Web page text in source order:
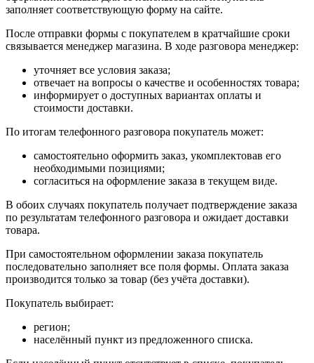
заполняет соответствующую форму на сайте.
После отправки формы с покупателем в кратчайшие сроки
связывается менеджер магазина. В ходе разговора менеджер:
уточняет все условия заказа;
отвечает на вопросы о качестве и особенностях товара;
информирует о доступных вариантах оплаты и
стоимости доставки.
По итогам телефонного разговора покупатель может:
самостоятельно оформить заказ, укомплектовав его
необходимыми позициями;
согласиться на оформление заказа в текущем виде.
В обоих случаях покупатель получает подтверждение заказа
по результатам телефонного разговора и ожидает доставки
товара.
При самостоятельном оформлении заказа покупатель
последовательно заполняет все поля формы. Оплата заказа
производится только за товар (без учёта доставки).
Покупатель выбирает:
регион;
населённый пункт из предложенного списка.